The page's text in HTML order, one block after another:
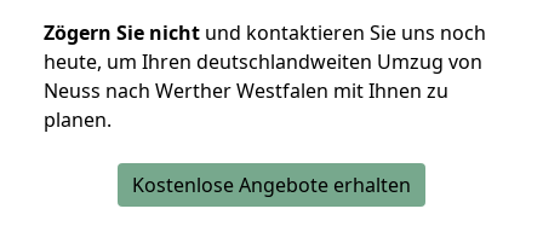
Zögern Sie nicht und kontaktieren Sie uns noch
heute, um Ihren deutschlandweiten Umzug von
Neuss nach Werther Westfalen mit Ihnen zu
planen.
Kostenlose Angebote erhalten